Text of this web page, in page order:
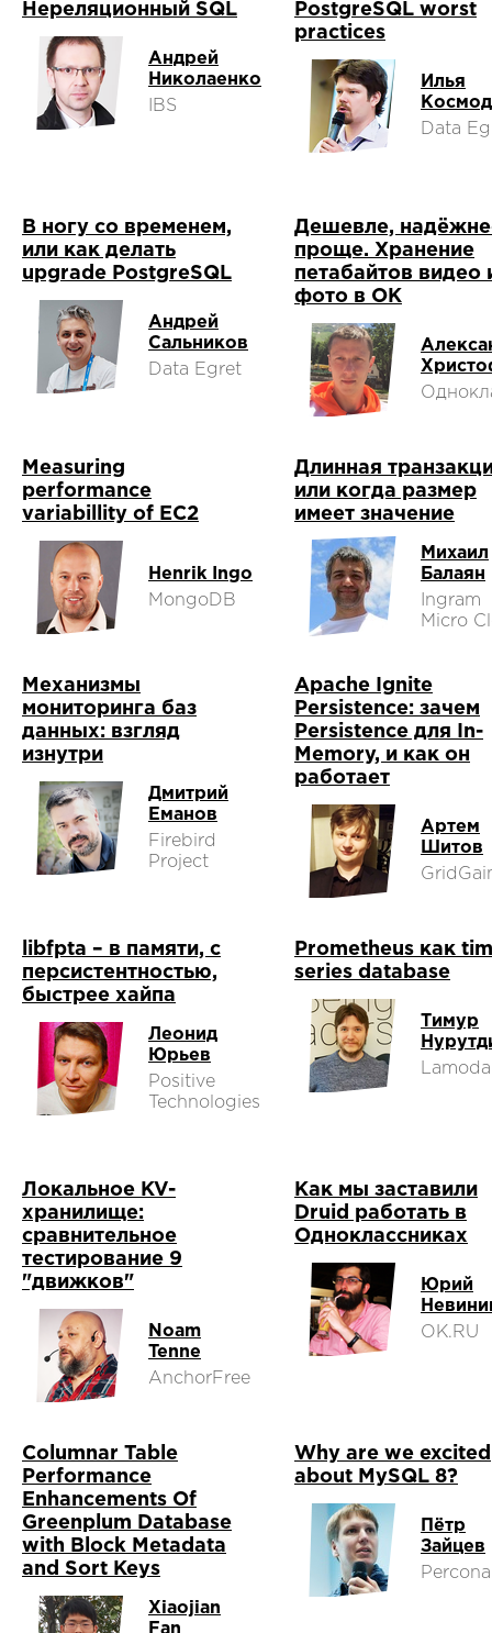
Нереляционный SQL
Андрей
Николаенко
IBS
PostgreSQL worst
practices
Илья
Data
В ногу со временем,
или как делать
upgrade PostgreSQL
Андрей
Сальников
Data Egret
Дешевле,
проще. Хранение
петабайтов видео
фото в ОК
Measuring
performance
variabillity of EC2
Henrik Ingo
MongoDB
Длинная
или когда размер
имеет значение
Михаил
Балаян
Ingram
Micro
Механизмы
мониторинга баз
данных: взгляд
изнутри
Дмитрий
Еманов
Firebird
Project
Apache Ignite
Persistence: зачем
Persistence для In-
Memory, и как он
работает
Артем
Шитов
libfpta – в памяти, с
персистентностью,
быстрее хайпа
Леонид
Юрьев
Positive
Technologies
Prometheus как
series database
Тимур
Lamoda
Локальное KV-
хранилище:
сравнительное
тестирование 9
"движков"
Noam
Tenne
AnchorFree
Как мы заставили
Druid работать в
Одноклассниках
Юрий
OK.RU
Columnar Table
Performance
Enhancements Of
Greenplum Database
with Block Metadata
and Sort Keys
Xiaojian
Fan
Why are we excited
about MySQL 8?
Пётр
Зайцев
Percona